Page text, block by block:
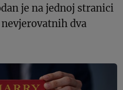
je na jednoj stranici
dva